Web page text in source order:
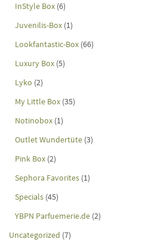
InStyle Box (6)
Juvenilis-Box (1)
Lookfantastic-Box (66)
Luxury Box (5)
Lyko (2)
My Little Box (35)
Notinobox (1)
Outlet Wundertüte (3)
Pink Box (2)
Sephora Favorites (1)
Specials (45)
YBPN Parfuemerie.de (2)
Uncategorized (7)